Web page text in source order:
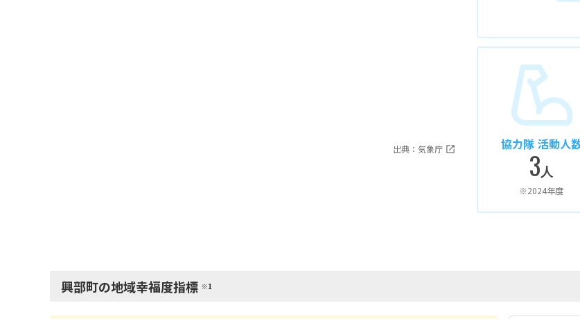
出典：気象庁 協力隊 活動人
3人
※2024年度
興部町の地域幸福度指標 ※1